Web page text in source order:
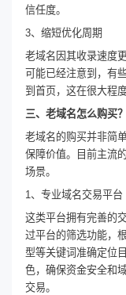
信任度。
3、缩短优化周期
老域名因其收录速度
可能已经注意到，有
到首页，这在很大程
三、老域名怎么购买？
老域名的购买并非简
保障价值。目前主流
场景。
1、专业域名交易平台
这类平台拥有完善的
过平台的筛选功能，
型等关键词准确定位
色，确保资金安全和
交易。